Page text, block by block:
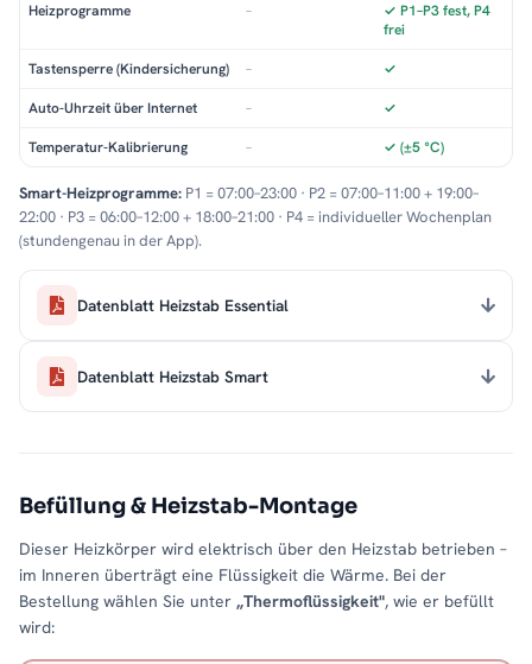
Heizprogramme –
✓ P1–P3 fest, P4
frei
Tastensperre (Kindersicherung) – ✓
Auto-Uhrzeit über Internet – ✓
Temperatur-Kalibrierung – ✓ (±5 °C)
Smart-Heizprogramme: P1 = 07:00–23:00 · P2 = 07:00–11:00 + 19:00–
22:00 · P3 = 06:00–12:00 + 18:00–21:00 · P4 = individueller Wochenplan
(stundengenau in der App).
Datenblatt Heizstab Essential
Datenblatt Heizstab Smart
Befüllung & Heizstab-Montage
Dieser Heizkörper wird elektrisch über den Heizstab betrieben –
im Inneren überträgt eine Flüssigkeit die Wärme. Bei der
Bestellung wählen Sie unter „Thermoflüssigkeit", wie er befüllt
wird: